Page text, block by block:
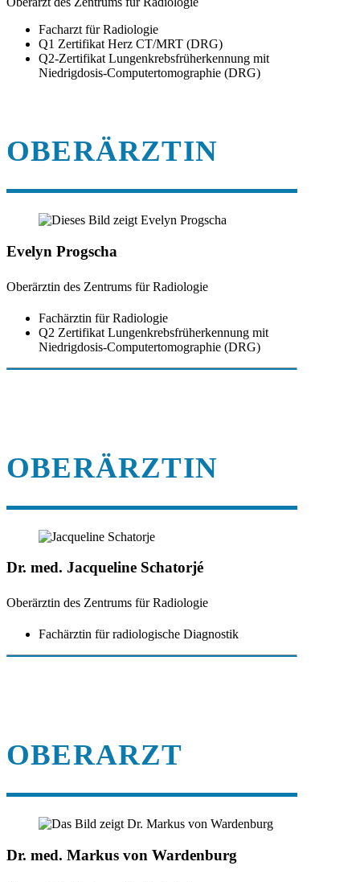
Facharzt für Radiologie
Q1 Zertifikat Herz CT/MRT (DRG)
Q2-Zertifikat Lungenkrebsfrüherkennung mit
Niedrigdosis-Computertomographie (DRG)
OBERÄRZTIN
Evelyn Progscha
Oberärztin des Zentrums für Radiologie
Fachärztin für Radiologie
Q2 Zertifikat Lungenkrebsfrüherkennung mit
Niedrigdosis-Computertomographie (DRG)
OBERÄRZTIN
Dr. med. Jacqueline Schatorjé
Oberärztin des Zentrums für Radiologie
Fachärztin für radiologische Diagnostik
OBERARZT
Dr. med. Markus von Wardenburg